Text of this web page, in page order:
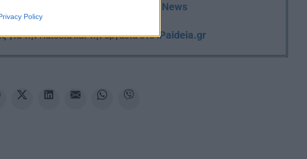
Policy
το iPaideia.gr στο Google News
για την Παιδεία και την εργασία στοiPaideia.gr